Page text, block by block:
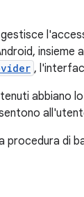
insieme
,
abbiano
procedura di